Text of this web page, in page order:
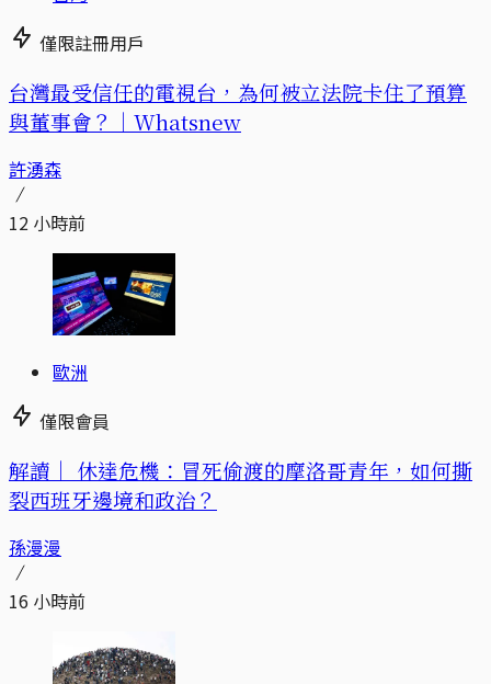
僅限註冊用戶
台灣最受信任的電視台，為何被立法院卡住了預算
與董事會？｜Whatsnew
許湧森
12 小時前
歐洲
僅限會員
解讀｜ 休達危機：冒死偷渡的摩洛哥青年，如何撕
裂西班牙邊境和政治？
孫漫漫
16 小時前